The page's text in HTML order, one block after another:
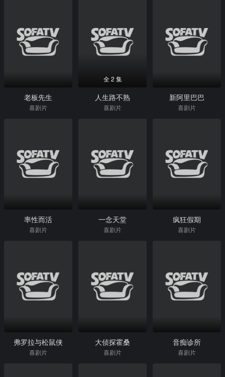
老板先生
喜剧片
全 2 集
人生路不熟
喜剧片
新阿里巴巴
喜剧片
率性而活
喜剧片
一念天堂
喜剧片
疯狂假期
喜剧片
弗罗拉与松鼠侠
喜剧片
大侦探霍桑
喜剧片
音痴诊所
喜剧片